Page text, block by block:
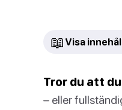
📖 Visa
Tror du att
– eller